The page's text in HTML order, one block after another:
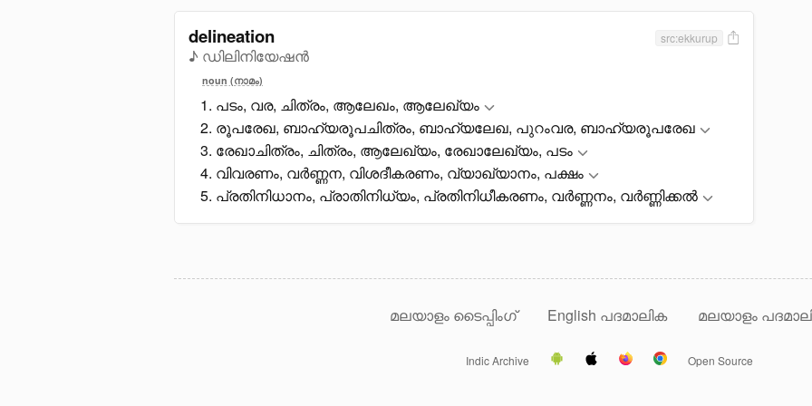
delineation
♪ ഡിലിനിയേഷൻ
src:ekkurup
noun (നാമം)
പടം, വര, ചിത്രം, ആലേഖം, ആലേഖ്യം
രൂപരേഖ, ബാഹ്യരൂപചിത്രം, ബാഹ്യലേഖ, പുറംവര, ബാഹ്യരൂപരേഖ
രേഖാചിത്രം, ചിത്രം, ആലേഖ്യം, രേഖാലേഖ്യം, പടം
വിവരണം, വർണ്ണന, വിശദീകരണം, വ്യാഖ്യാനം, പക്ഷം
പ്രതിനിധാനം, പ്രാതിനിധ്യം, പ്രതിനിധീകരണം, വർണ്ണനം, വർണ്ണിക്കൽ
മലയാളം ടൈപ്പിംഗ് English പദമാലിക മലയാളം
Indic Archive Open Source